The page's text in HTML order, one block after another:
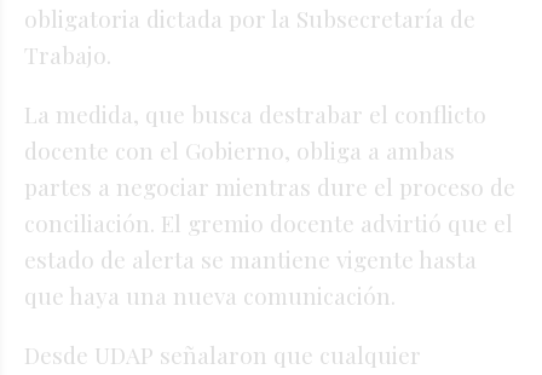
obligatoria dictada por la Subsecretaría de
Trabajo.
La medida, que busca destrabar el conflicto
docente con el Gobierno, obliga a ambas
partes a negociar mientras dure el proceso de
conciliación. El gremio docente advirtió que el
estado de alerta se mantiene vigente hasta
que haya una nueva comunicación.
Desde UDAP señalaron que cualquier